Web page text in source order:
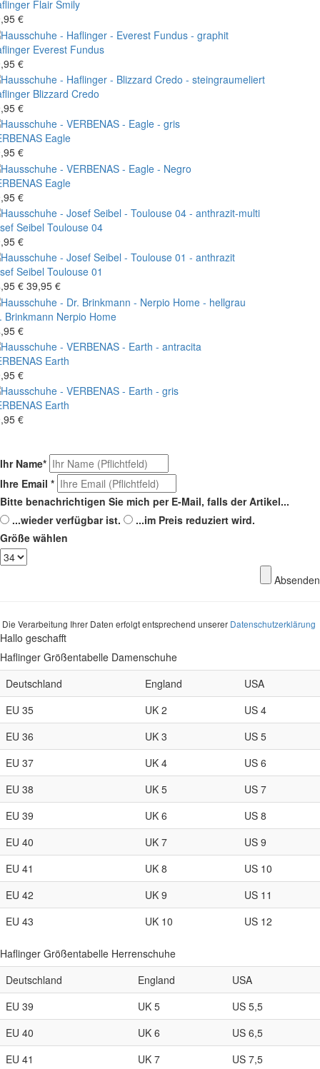
Flair Smily
€
Everest Fundus
€
Blizzard Credo
€
Eagle
€
Eagle
€
Seibel Toulouse 04
€
Seibel Toulouse 01
€ 39,95 €
Brinkmann Nerpio Home
€
Earth
€
Earth
€
Ihr Name*
Ihre Email *
Bitte benachrichtigen Sie mich per E-Mail, falls der Artikel...
...wieder verfügbar ist.
...im Preis reduziert wird.
Größe wählen
Absenden
Die Verarbeitung Ihrer Daten erfolgt entsprechend unserer Datenschutzerklärung
Hallo geschafft
Haflinger Größentabelle Damenschuhe
Deutschland
England
USA
EU 35
UK 2
US 4
EU 36
UK 3
US 5
EU 37
UK 4
US 6
EU 38
UK 5
US 7
EU 39
UK 6
US 8
EU 40
UK 7
US 9
EU 41
UK 8
US 10
EU 42
UK 9
US 11
EU 43
UK 10 US 12
Haflinger Größentabelle Herrenschuhe
Deutschland
England
USA
EU 39
UK 5
US 5,5
EU 40
UK 6
US 6,5
EU 41
UK 7
US 7,5